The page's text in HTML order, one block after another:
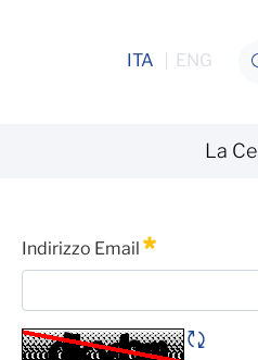
ITA ENG
La
Password Dimenticata
Indirizzo Email
Obbligatorio